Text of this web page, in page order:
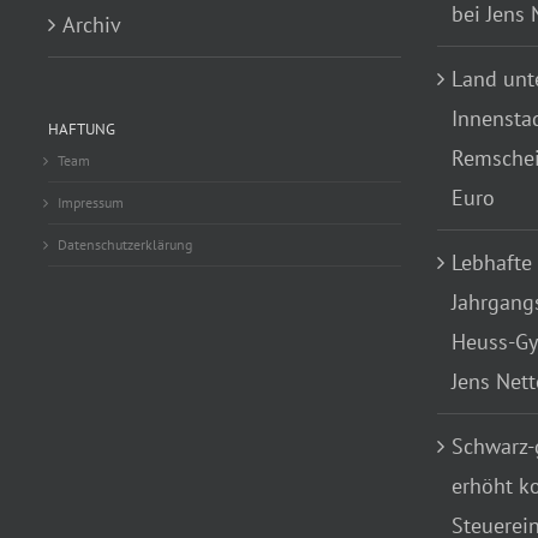
Archiv
HAFTUNG
Team
Impressum
Datenschutzerklärung
bei Jens
Land
Euro
Heuss-
Jens
erhöht